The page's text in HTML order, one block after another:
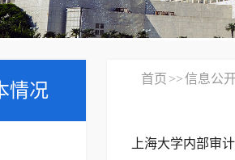
情况
首页 >>信息公
上海大学内部审